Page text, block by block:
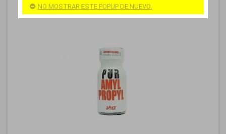
NO MOSTRAR ESTE POPUP DE NUEVO.